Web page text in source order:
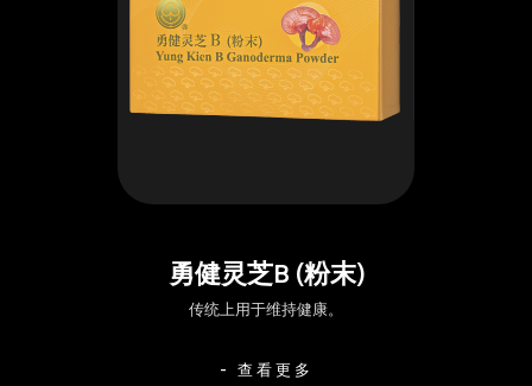
勇健灵芝B (粉末)
传统上用于维持健康。
- 查看更多